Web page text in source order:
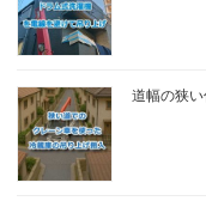
道幅の狭